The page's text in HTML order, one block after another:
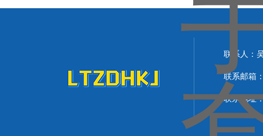
联系人：
联系邮箱
联系地址